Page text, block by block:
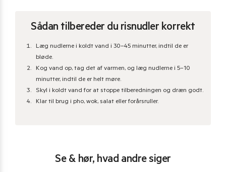
Sådan tilbereder du risnudler korrekt
Læg nudlerne i koldt vand i 30–45 minutter, indtil de er
bløde.
Kog vand op, tag det af varmen, og læg nudlerne i 5–10
minutter, indtil de er helt møre.
Skyl i koldt vand for at stoppe tilberedningen og dræn godt.
Klar til brug i pho, wok, salat eller forårsruller.
Se & hør, hvad andre siger